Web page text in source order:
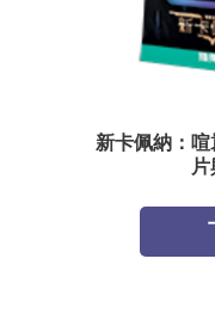
新卡佩納：